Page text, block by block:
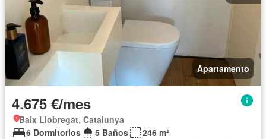
Apartamento
4.675 €/mes
Baix Llobregat, Catalunya
6 Dormitorios
5 Baños
246 m²